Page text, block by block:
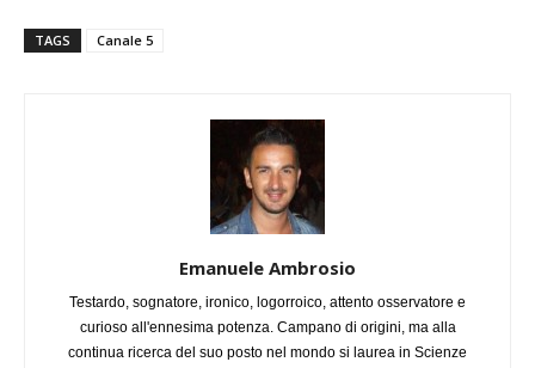
TAGS Canale 5
Emanuele Ambrosio
Testardo, sognatore, ironico, logorroico, attento osservatore e
curioso all'ennesima potenza. Campano di origini, ma alla
continua ricerca del suo posto nel mondo si laurea in Scienze